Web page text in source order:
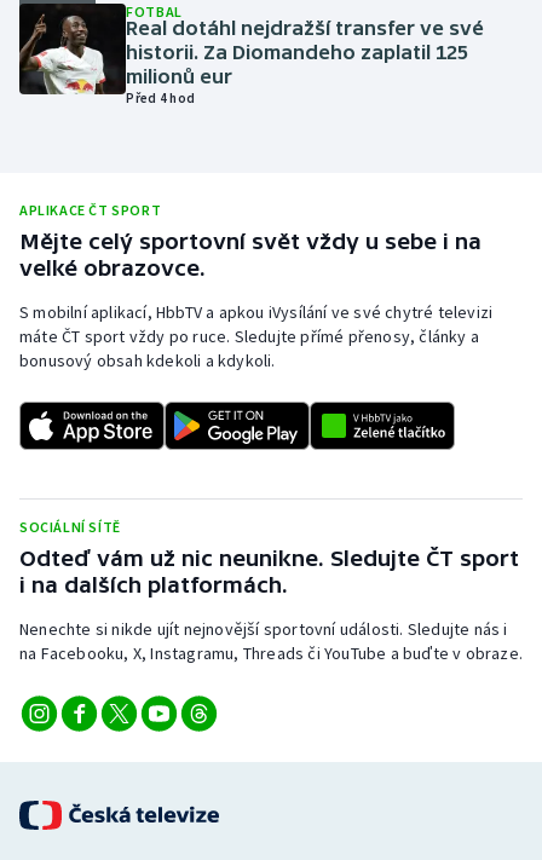
Plavání
Plážový volejbal
Rychlobruslení
Rychlostní kanoistika
Short track
Stolní tenis
Triatlon
Veslování
Vodní slalom
Ostatní
FOTBAL
Real dotáhl nejdražší transfer ve své
historii. Za Diomandeho zaplatil 125
milionů eur
Před 4 hod
APLIKACE ČT SPORT
Mějte celý sportovní svět vždy u sebe i na
velké obrazovce.
S mobilní aplikací, HbbTV a apkou iVysílání ve své chytré televizi
máte ČT sport vždy po ruce. Sledujte přímé přenosy, články a
bonusový obsah kdekoli a kdykoli.
SOCIÁLNÍ SÍTĚ
Odteď vám už nic neunikne. Sledujte ČT sport
i na dalších platformách.
Nenechte si nikde ujít nejnovější sportovní události. Sledujte nás i
na Facebooku, X, Instagramu, Threads či YouTube a buďte v obraze.